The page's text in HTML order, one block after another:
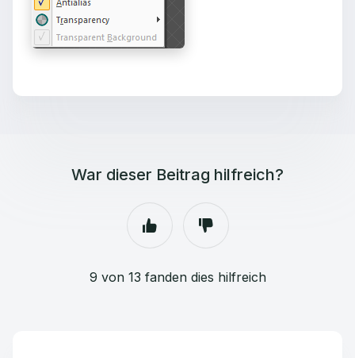
War dieser Beitrag hilfreich?
9 von 13 fanden dies hilfreich